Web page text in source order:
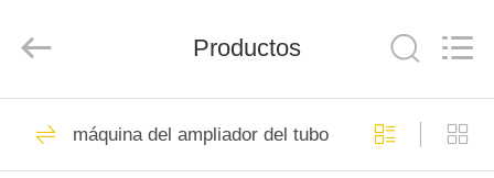
HOGAR
Rights
by
Máquina de
Productos
máquina del ampliador del tubo